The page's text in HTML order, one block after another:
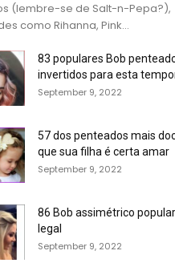
(lembre-se de Salt-n-Pepa?),
como Rihanna, Pink...
83 populares Bob
invertidos para esta
September 9, 2022
57 dos penteados mais
que sua filha é certa amar
September 9, 2022
86 Bob assimétrico
legal
September 9, 2022